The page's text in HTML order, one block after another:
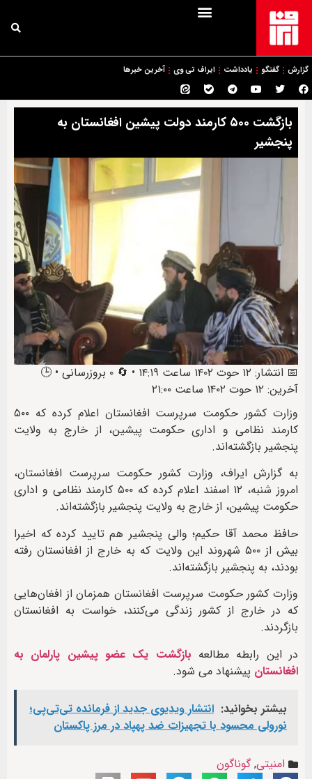
گزارش گفتگو یادداشت ایراف تی وی آخرین خبرها
بازگشت ۵۰۰ کارمند دولت پیشین افغانستان به
پنجشیر
📅 انتشار: ۱۲ حوت ۱۴۰۲ ساعت ۱۴:۱۹ • 🔄 ۰ بروزرسانی • 🕒
آخرین: ۱۲ حوت ۱۴۰۲ ساعت ۲۱:۰۰
وزارت کشور حکومت سرپرست افغانستان اعلام کرده که ۵۰۰
کارمند نظامی و اداری حکومت پیشین، از خارج به ولایت
پنجشیر بازگشته‌اند.
به گزارش ایراف، وزارت کشور حکومت سرپرست افغانستان،
امروز شنبه، ۱۲ اسفند اعلام کرده که ۵۰۰ کارمند نظامی و اداری
حکومت پیشین، از خارج به ولایت پنجشیر بازگشته‌اند.
حافظ محمد آقا حکیم؛ والی پنجشیر هم تایید کرده که اخیرا
بیش از ۵۰۰ شهروند این ولایت که به خارج از افغانستان رفته
بودند، به پنجشیر بازگشته‌اند.
وزارت کشور حکومت سرپرست افغانستان همزمان از افغان‌هایی
که در خارج از کشور زندگی می‌کنند، خواست به افغانستان
بازگردند.
در این رابطه مطالعه بازگشت یک عضو پیشین پارلمان به
افغانستان پیشنهاد می شود.
بیشتر بخوانید: انتشار ویدیوی جدید از فرمانده تی‌تی‌پی؛
نورولی محسود با تجهیزات ضد پهپاد در مرز پاکستان
امنیتی,گوناگون